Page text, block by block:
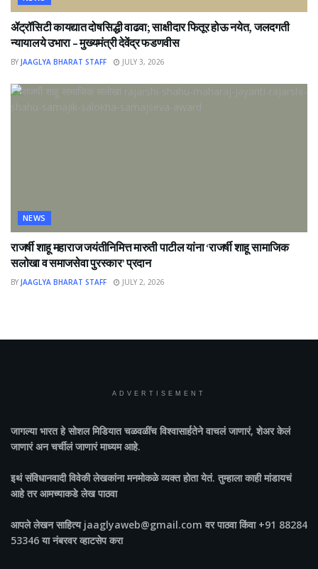
ॲट्रॉसिटी कायद्यात दोषसिद्धी वाढवा; साक्षीदार फितूर होऊ नयेत, जलदगती
न्यायालये उभारा – मुख्यमंत्री देवेंद्र फडणवीस
BY JAAGLYA BHARAT STAFF JULY 3, 2026
NEWS
राजर्षी शाहू महाराज जयंतीनिमित्त मारुती पाटील यांना ‘राजर्षी शाहू सामाजिक
सलोखा व समाजसेवा पुरस्कार’ प्रदान
BY JAAGLYA BHARAT STAFF JULY 2, 2026
ADVERTISEMENT
जागल्या भारतहे सोशल मिडियात चळवळींच विश्वासार्हतेने वाचलं जाणारं, शेअर केलं
जाणारं अन चर्चीलं जाणारं माध्यम आहे.
इथं संविधानवादी विवेकी लेखकांना मनमोकळे व्यक्त होता येतं. तुम्हाला काही मांडायचं
आहे तर आमच्याकडे लेख पाठवा
आपले लेखन साहित्य jaaglyaweb@gmail.com वर पाठवा किंवा +91 88284
53346 या नंबरवर व्हाटसेप करा